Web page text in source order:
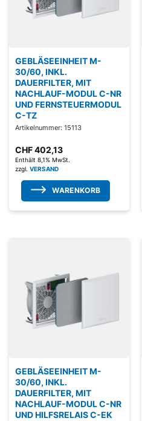
GEBLÄSEEINHEIT M-
30/60, INKL.
DAUERFILTER, MIT
NACHLAUF-MODUL C-NR
UND FERNSTEUERMODUL
C-TZ
Artikelnummer: 15113
CHF402,13
Enthält 8,1% MwSt.
zzgl. VERSAND
WARENKORB
GEBLÄSEEINHEIT M-
30/60, INKL.
DAUERFILTER, MIT
NACHLAUF-MODUL C-NR
UND HILFSRELAIS C-EK